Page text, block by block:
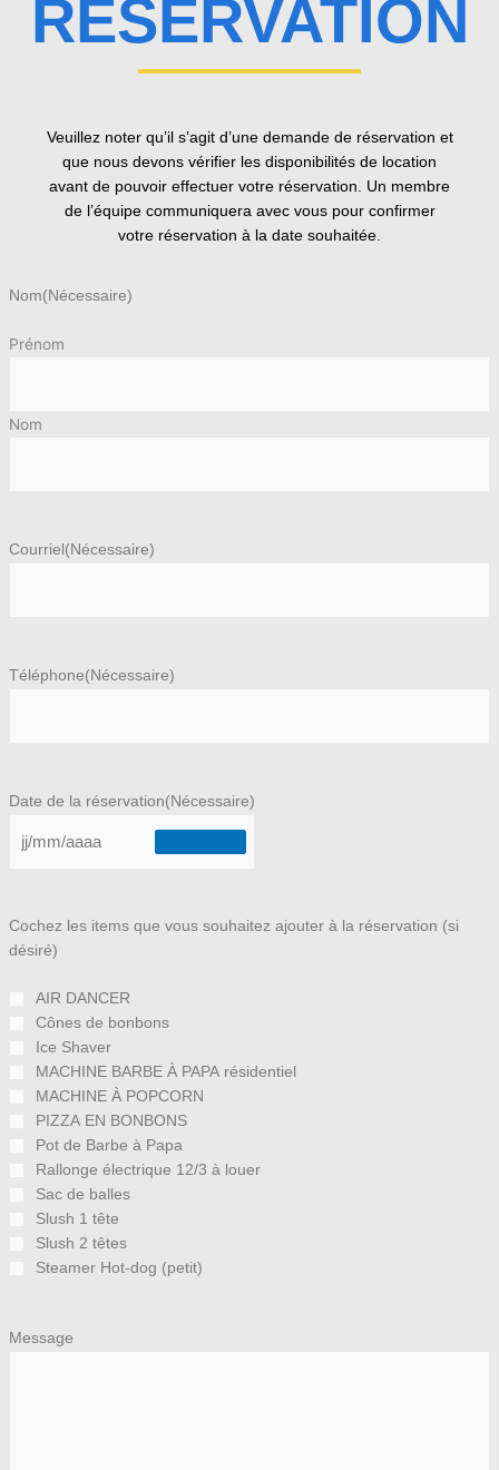
RÉSERVATION
Veuillez noter qu’il s’agit d’une demande de réservation et
que nous devons vérifier les disponibilités de location
avant de pouvoir effectuer votre réservation. Un membre
de l’équipe communiquera avec vous pour confirmer
votre réservation à la date souhaitée.
Nom(Nécessaire)
Prénom
Nom
Courriel (Nécessaire)
Téléphone(Nécessaire)
Date de la réservation(Nécessaire)
Cochez les items que vous souhaitez ajouter à la réservation (si
désiré)
AIR DANCER
Cônes de bonbons
Ice Shaver
MACHINE BARBE À PAPA résidentiel
MACHINE À POPCORN
PIZZA EN BONBONS
Pot de Barbe à Papa
Rallonge électrique 12/3 à louer
Sac de balles
Slush 1 tête
Slush 2 têtes
Steamer Hot-dog (petit)
Message